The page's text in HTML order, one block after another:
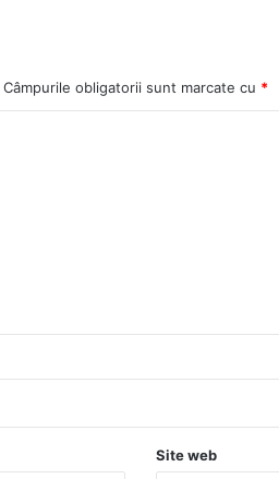
Câmpurile obligatorii sunt marcate cu *
Site web